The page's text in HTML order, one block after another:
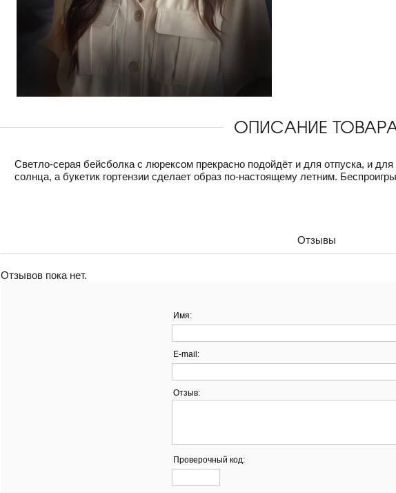
ОПИСАНИЕ
Светло-серая бейсболка с люрексом прекрасно подойдёт и для отпуска, и
солнца, а букетик гортензии сделает образ по-настоящему летним.
Отзывы
Отзывов пока нет.
Имя:
E-mail:
Отзыв:
Проверочный код: